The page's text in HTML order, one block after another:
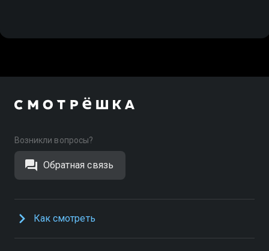
Возникли вопросы?
Обратная связь
Как смотреть